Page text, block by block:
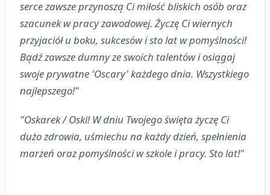
serce zawsze przynoszą Ci miłość bliskich osób oraz
szacunek w pracy zawodowej. Życzę Ci wiernych
przyjaciół u boku, sukcesów i sto lat w pomyślności!
Bądź zawsze dumny ze swoich talentów i osiągaj
swoje prywatne 'Oscary' każdego dnia. Wszystkiego
najlepszego!"
"Oskarek / Oski! W dniu Twojego święta życzę Ci
dużo zdrowia, uśmiechu na każdy dzień, spełnienia
marzeń oraz pomyślności w szkole i pracy. Sto lat!"